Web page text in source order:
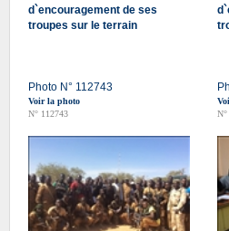
d`encouragement de ses
troupes sur le terrain
Photo N° 112743
Voir la photo
N° 112743
N°